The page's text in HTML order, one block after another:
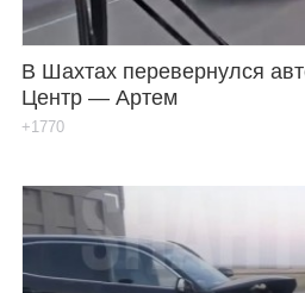
В Шахтах перевернулся
Центр — Артем
+1770